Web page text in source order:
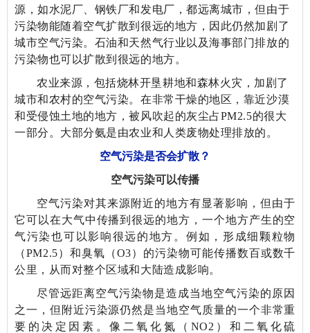
源，如水泥厂、钢铁厂和发电厂，都远离城市，但由于
污染物能随着空气扩散到很远的地方，因此仍然加剧了
城市空气污染。石油和天然气行业以及海事部门排放的
污染物也可以扩散到很远的地方。
农业来源，包括烧林开垦耕地和森林火灾，加剧了
城市和农村的空气污染。在非常干燥的地区，靠近沙漠
和受侵蚀土地的地方，被风吹起的灰尘占PM2.5的很大
一部分。大部分氨是由农业和人类废物处理排放的。
空气污染是否会扩散？
空气污染可以传播
空气污染对其来源附近的地方有显著影响，但由于
它可以在大气中传播到很远的地方，一个地方产生的空
气污染也可以影响很远的地方。例如，形成细颗粒物
（PM2.5）和臭氧（O3）的污染物可能传播数百或数千
公里，从而对整个区域和大陆造成影响。
尽管远距离空气污染物是造成当地空气污染的原因
之一，但附近污染源仍然是当地空气质量的一个非常重
要的决定因素。像二氧化氮（NO2 ）和二氧化硫